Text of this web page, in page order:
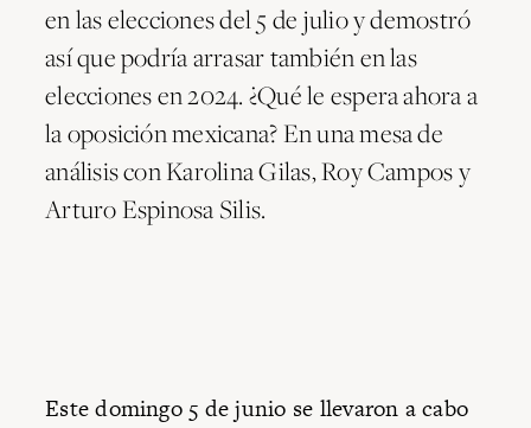
en las elecciones del 5 de julio y demostró
así que podría arrasar también en las
elecciones en 2024. ¿Qué le espera ahora a
la oposición mexicana? En una mesa de
análisis con Karolina Gilas, Roy Campos y
Arturo Espinosa Silis.
Este domingo 5 de junio se llevaron a cabo